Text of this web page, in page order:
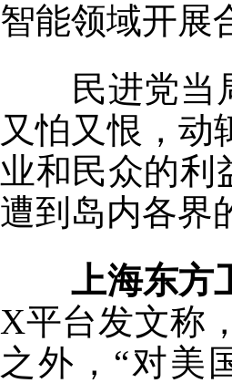
智能领域开展
民进党当局
又怕又恨，动
业和民众的利
遭到岛内各界
上海东方
X平台发文称
之外，“对美